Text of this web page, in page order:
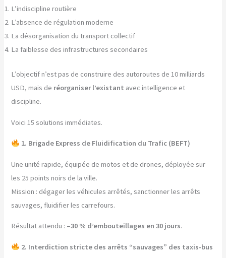
L’indiscipline routière
L’absence de régulation moderne
La désorganisation du transport collectif
La faiblesse des infrastructures secondaires
L’objectif n’est pas de construire des autoroutes de 10 milliards
USD, mais de réorganiser l’existant avec intelligence et
discipline.
Voici 15 solutions immédiates.
1. Brigade Express de Fluidification du Trafic (BEFT)
Une unité rapide, équipée de motos et de drones, déployée sur
les 25 points noirs de la ville.
Mission : dégager les véhicules arrêtés, sanctionner les arrêts
sauvages, fluidifier les carrefours.
Résultat attendu : –30 % d’embouteillages en 30 jours.
2. Interdiction stricte des arrêts “sauvages” des taxis-bus